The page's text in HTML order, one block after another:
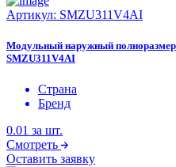
Артикул: SMZU311V4AI
Модульный наружный
SMZU311V4AI
Страна
Бренд
0.01 за шт.
Смотреть
Оставить заявку